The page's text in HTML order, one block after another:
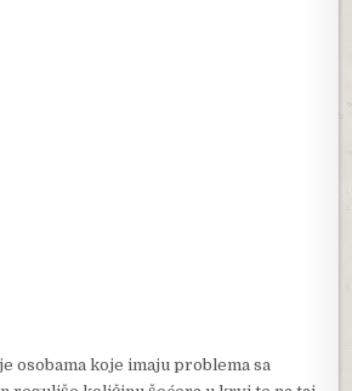
osobama koje imaju problema sa